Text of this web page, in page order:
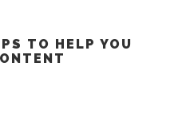
TO HELP YOU